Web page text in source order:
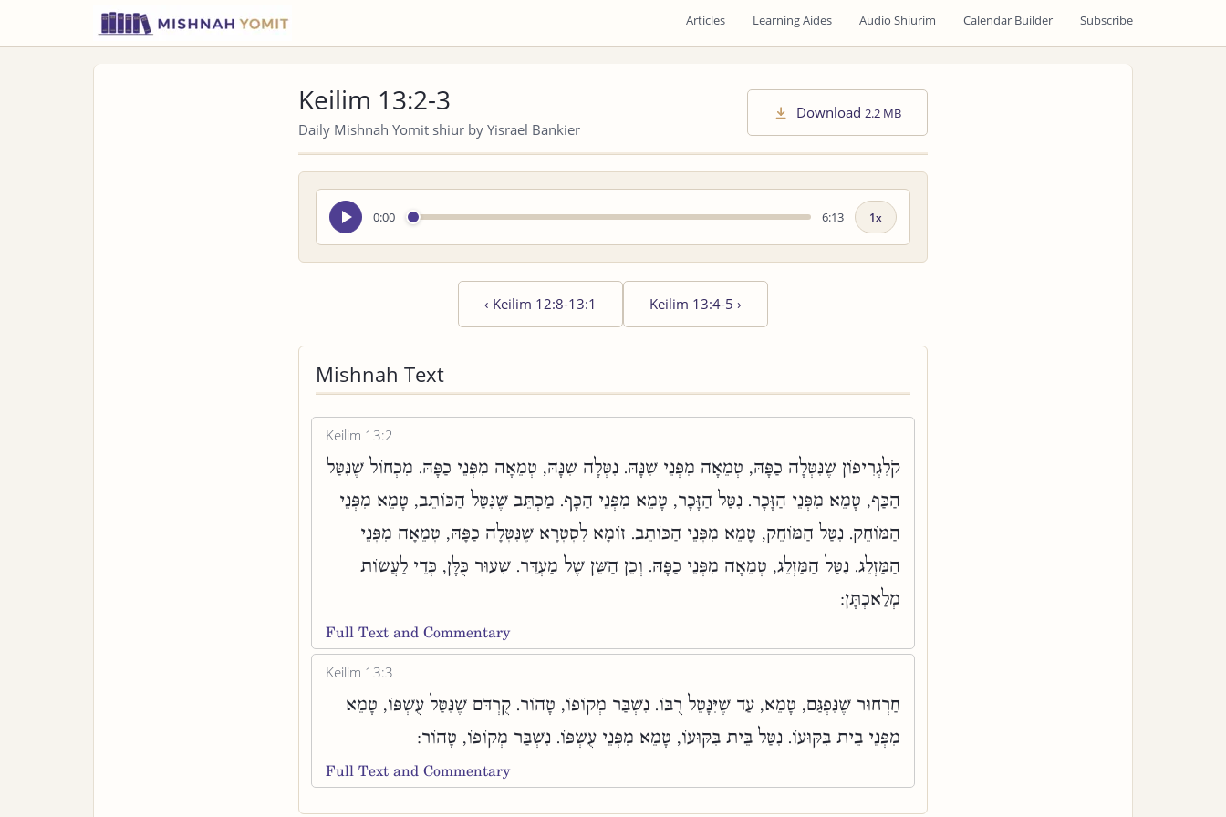
Articles Learning Aides Audio Shiurim Calendar Builder Subscribe
Keilim 13:2-3
Daily Mishnah Yomit shiur by Yisrael Bankier
Download 2.2 MB
0:00
Seek
audio
6:13
Playback
‹ Keilim 12:8-13:1 Keilim 13:4-5 ›
Mishnah Text
Keilim 13:2
קֹלִגְרִיפוֹן שֶׁנִּטְּלָה כַפָּהּ, טְמֵאָה מִפְּנֵי שִׁנָּהּ. נִטְּלָה שִׁנָּהּ, טְמֵאָה מִפְּנֵי כַפָּהּ. מִכְחוֹל שֶׁנִּטַּל
הַכַּף, טָמֵא מִפְּנֵי הַזָּכָר. נִטַּל הַזָּכָר, טָמֵא מִפְּנֵי הַכָּף. מַכְתֵּב שֶׁנִּטַּל הַכּוֹתֵב, טָמֵא מִפְּנֵי
הַמּוֹחֵק. נִטַּל הַמּוֹחֵק, טָמֵא מִפְּנֵי הַכּוֹתֵב. זוֹמָא לִסְטְרָא שֶׁנִּטְּלָה כַפָּהּ, טְמֵאָה מִפְּנֵי
הַמַּזְלֵג. נִטַּל הַמַּזְלֵג, טְמֵאָה מִפְּנֵי כַפָּהּ. וְכֵן הַשֵּׁן שֶׁל מַעְדֵּר. שִׁעוּר כֻּלָּן, כְּדֵי לַעֲשׂוֹת
מְלַאכְתָּן:
Full Text and Commentary
Keilim 13:3
חַרְחוּר שֶׁנִּפְגַּם, טָמֵא, עַד שֶׁיִּנָּטֵל רֻבּוֹ. נִשְׁבַּר מְקוֹפוֹ, טָהוֹר. קֻרְדֹּם שֶׁנִּטַּל עֻשְׁפּוֹ, טָמֵא
מִפְּנֵי בֵית בִּקּוּעוֹ. נִטַּל בֵּית בִּקּוּעוֹ, טָמֵא מִפְּנֵי עֻשְׁפּוֹ. נִשְׁבַּר מְקוֹפוֹ, טָהוֹר:
Full Text and Commentary